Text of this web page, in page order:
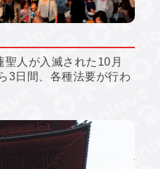
聖人が入滅された10月
3日間、各種法要が行わ